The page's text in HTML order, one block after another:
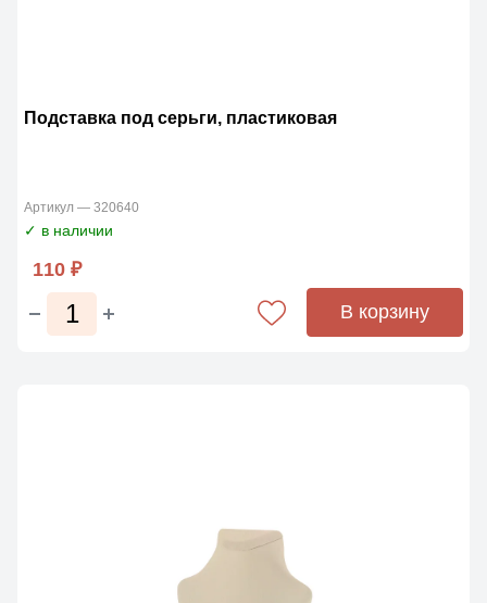
Подставка под серьги, пластиковая
Артикул — 320640
✓ в наличии
110 ₽
В корзину